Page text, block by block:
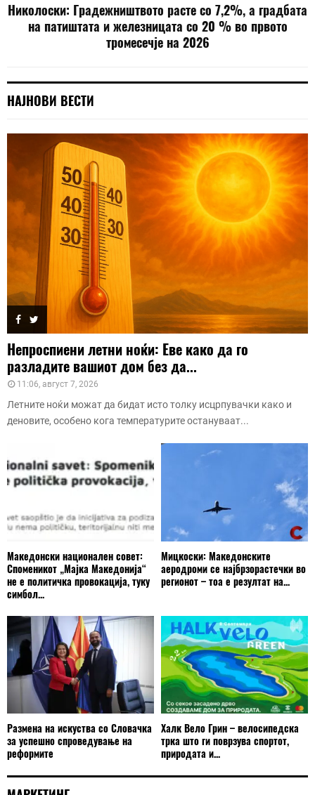
Николоски: Градежништвото расте со 7,2%, а градбата
на патиштата и железницата со 20 % во првото
тромесечје на 2026
НАЈНОВИ ВЕСТИ
Непроспиени летни ноќи: Еве како да го
разладите вашиот дом без да...
11:06, август 7, 2026
Летните ноќи можат да бидат исто толку исцрпувачки како и
деновите, особено кога температурите остануваат...
Македонски национален совет:
Споменикот „Мајка Македонија“
не е политичка провокација, туку
симбол...
Мицкоски: Македонските
аеродроми се најбрзорастечки во
регионот – тоа е резултат на...
Размена на искуства со Словачка
за успешно спроведување на
реформите
Халк Вело Грин – велосипедска
трка што ги поврзува спортот,
природата и...